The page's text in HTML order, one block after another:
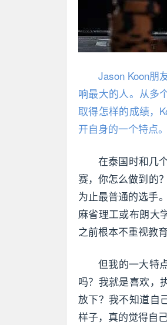
Jason Koon朋
响最大的人。从多
取得怎样的成绩，
开自身的一个特点。
在泰国时和几
赛，你怎么做到的
为止最普通的选手
麻省理工或布朗大
之前根本不重视教
但我的一大特
吗？我就是喜欢，
放下？我不知道自
样子，真的觉得自